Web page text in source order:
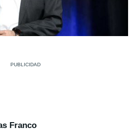
Franco